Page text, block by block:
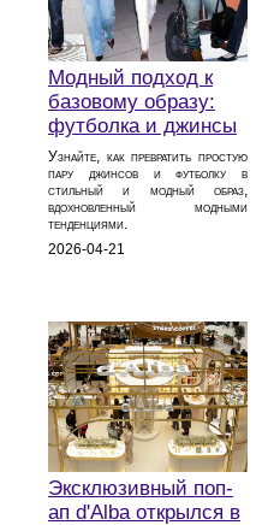
Модный подход к
базовому образу:
футболка и джинсы
Узнайте, как превратить простую
пару джинсов и футболку в
стильный и модный образ,
вдохновленный модными
тенденциями.
2026-04-21
Эксклюзивный поп-
ап d'Alba открылся в